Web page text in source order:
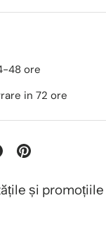
48 ore
in 72 ore
și